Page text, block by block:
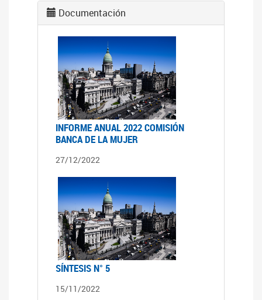
Documentación
INFORME ANUAL 2022 COMISIÓN
BANCA DE LA MUJER
27/12/2022
SÍNTESIS N° 5
15/11/2022